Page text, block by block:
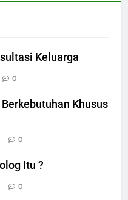
Keluarga
0
Khusus
0
Itu ?
0